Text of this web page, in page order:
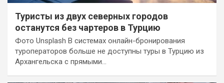
Туристы из двух северных городов
останутся без чартеров в Турцию
Фото Unsplash В системах онлайн-бронирования
туроператоров больше не доступны туры в Турцию из
Архангельска с прямыми…